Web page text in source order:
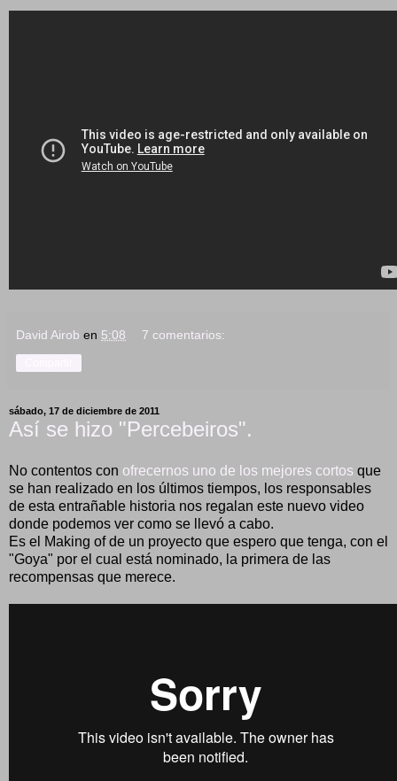
David Airob en 5:08 7 comentarios:
sábado, 17 de diciembre de 2011
Así se hizo "Percebeiros".
No contentos con ofrecernos uno de los mejores cortos que
se han realizado en los últimos tiempos, los responsables
de esta entrañable historia nos regalan este nuevo video
donde podemos ver como se llevó a cabo.
Es el Making of de un proyecto que espero que tenga, con el
"Goya" por el cual está nominado, la primera de las
recompensas que merece.